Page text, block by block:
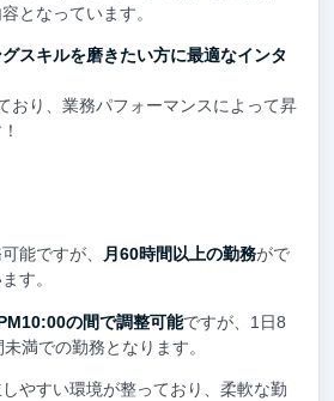
となっています。
スキルを磨きたい方に最適なインタ
おり、業務パフォーマンスによって昇
能ですが、 月60時間以上の勤務がで
す。
の間で調整可能ですが、1日8
満での勤務となります。
やすい環境が整っており、柔軟な勤